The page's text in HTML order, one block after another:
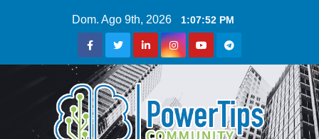
Dom. Ago 9th, 2026 1:07:53 PM